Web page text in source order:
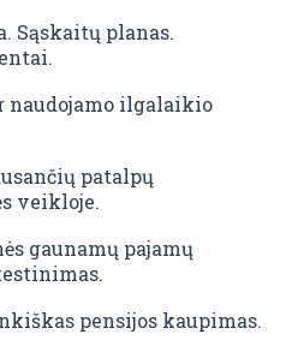
Sąskaitų planas.
naudojamo ilgalaikio
patalpų
veikloje.
gaunamų pajamų
pensijos kaupimas.